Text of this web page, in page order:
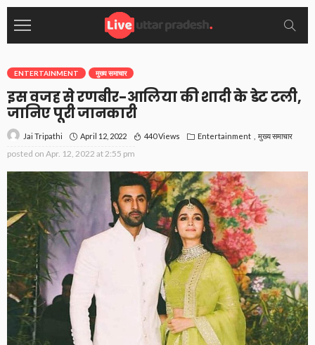
ENTERTAINMENT मुख्य समाचार
इस वजह से रणबीर-आलिया की शादी के डेट टली,
जानिए पूरी जानकारी
Jai Tripathi April 12, 2022 440 Views Entertainment मुख्य समाचार
posted on Apr. 12, 2022 at 2:55 pm